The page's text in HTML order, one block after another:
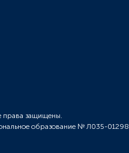
защищены.
образование № Л035-